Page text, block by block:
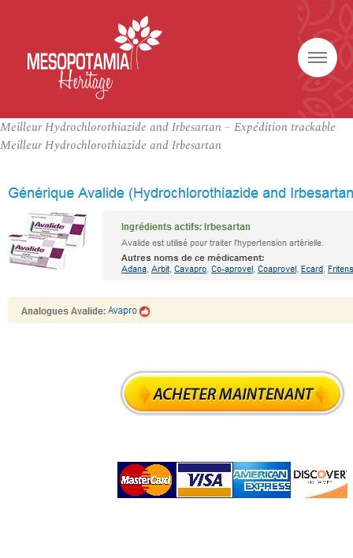
Meilleur Hydrochlorothiazide and Irbesartan – Expédition trackable
Meilleur Hydrochlorothiazide and Irbesartan